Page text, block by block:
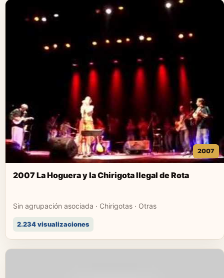
2007
2007 La Hoguera y la Chirigota Ilegal de Rota
Sin agrupación asociada · Chirigotas · Otras
2.234 visualizaciones